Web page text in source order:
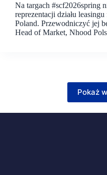
Na targach #scf2026spring
reprezentacji działu
Poland. Przewodniczyć jej
Head of Market, Nhood
Pokaż